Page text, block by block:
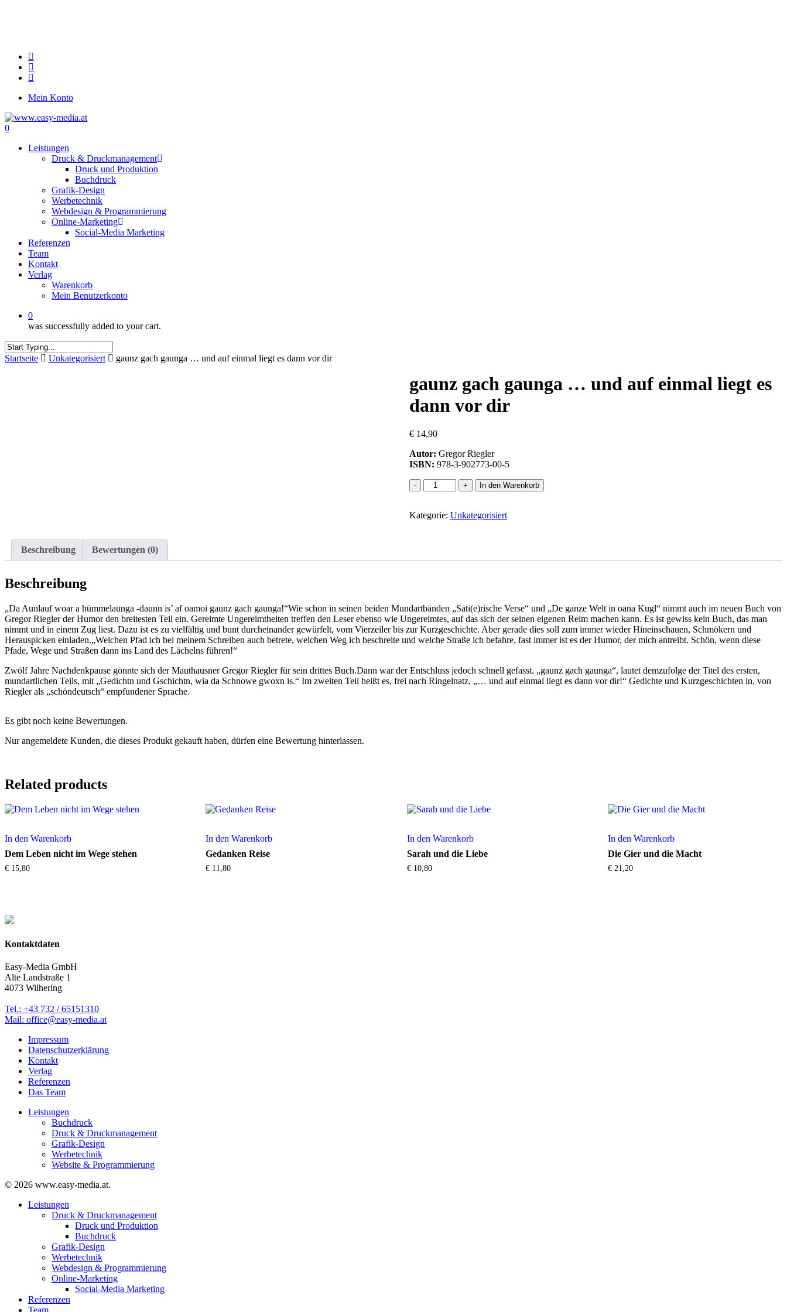
twitter
facebook
google-
Mein Konto
0
Leistungen
Druck & Druckmanagement
Druck und Produktion
Buchdruck
Grafik-Design
Werbetechnik
Webdesign & Programmierung
Online-Marketing
Social-Media Marketing
Referenzen
Team
Kontakt
Verlag
Warenkorb
Mein Benutzerkonto
0
was successfully added to your cart.
Close
Startseite Unkategorisiert gaunz gach gaunga … und auf einmal liegt es dann vor dir
gaunz gach gaunga … und auf einmal liegt es
dann vor dir
€14,90
Autor: Gregor Riegler
ISBN: 978-3-902773-00-5
gaunz
gach
...
liegt
quantity
In den Warenkorb
Kategorie: Unkategorisiert
Beschreibung Bewertungen (0)
Beschreibung
„Da Aunlauf woar a hümmelaunga -daunn is’ af oamoi gaunz gach gaunga!“Wie schon in seinen beiden Mundartbänden „Sati(e)rische Verse“ und „De ganze Welt in oana Kugl“ nimmt auch im neuen Buch von
Gregor Riegler der Humor den breitesten Teil ein. Gereimte Ungereimtheiten treffen den Leser ebenso wie Ungereimtes, auf das sich der seinen eigenen Reim machen kann. Es ist gewiss kein Buch, das man
nimmt und in einem Zug liest. Dazu ist es zu vielfältig und bunt durcheinander gewürfelt, vom Vierzeiler bis zur Kurzgeschichte. Aber gerade dies soll zum immer wieder Hineinschauen, Schmökern und
Herauspicken einladen.„Welchen Pfad ich bei meinem Schreiben auch betrete, welchen Weg ich beschreite und welche Straße ich befahre, fast immer ist es der Humor, der mich antreibt. Schön, wenn diese
Pfade, Wege und Straßen dann ins Land des Lächelns führen!“
Zwölf Jahre Nachdenkpause gönnte sich der Mauthausner Gregor Riegler für sein drittes Buch.Dann war der Entschluss jedoch schnell gefasst. „gaunz gach gaunga“, lautet demzufolge der Titel des ersten,
mundartlichen Teils, mit „Gedichtn und Gschichtn, wia da Schnowe gwoxn is.“ Im zweiten Teil heißt es, frei nach Ringelnatz, „… und auf einmal liegt es dann vor dir!“ Gedichte und Kurzgeschichten in, von
Riegler als „schöndeutsch“ empfundener Sprache.
Es gibt noch keine Bewertungen.
Nur angemeldete Kunden, die dieses Produkt gekauft haben, dürfen eine Bewertung hinterlassen.
Related products
In den Warenkorb
Dem Leben nicht im Wege stehen
€ 15,80
In den Warenkorb
Gedanken Reise
€ 11,80
In den Warenkorb
Sarah und die Liebe
€10,80
In den Warenkorb
Die Gier und die Macht
€21,20
Kontaktdaten
Easy-Media GmbH
Alte Landstraße 1
4073 Wilhering
Tel.: +43 732 / 65151310
Mail: office@easy-media.at
Impressum
Datenschutzerklärung
Kontakt
Verlag
Referenzen
Das Team
Leistungen
Buchdruck
Druck & Druckmanagement
Grafik-Design
Werbetechnik
Website & Programmierung
© 2026 www.easy-media.at.
Close
Leistungen
Druck & Druckmanagement
Druck und Produktion
Buchdruck
Grafik-Design
Werbetechnik
Webdesign & Programmierung
Online-Marketing
Social-Media Marketing
Referenzen